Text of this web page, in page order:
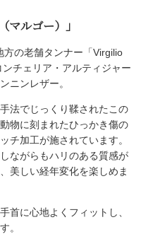
ルゴー）」
の老舗タンナー「Virgilio
チェリア・アルティジャー
ニンレザー。
法でじっくり鞣されたこの
物に刻まれたひっかき傷の
チ加工が施されています。
ながらもハリのある質感が
美しい経年変化を楽しめま
首に心地よくフィットし、
。